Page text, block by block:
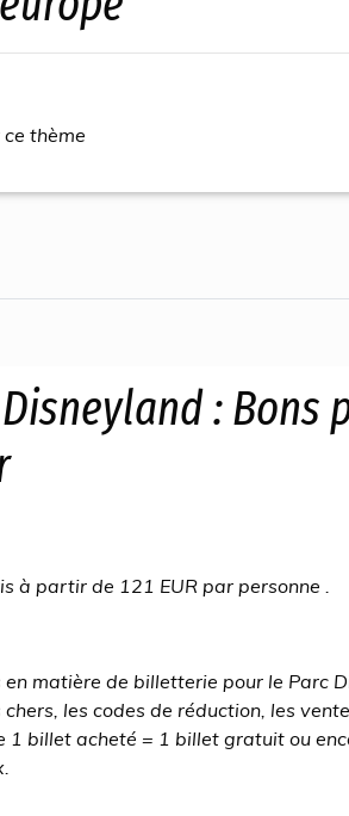
ce thème
Disneyland : Bons
à partir de 121 EUR par personne .
matière de billetterie pour le Parc
les codes de réduction, les
1 billet acheté = 1 billet gratuit ou